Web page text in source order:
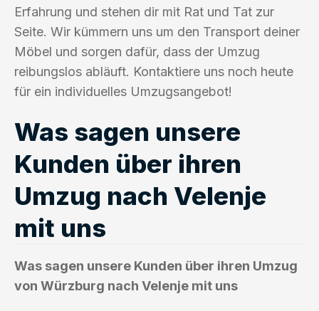
Erfahrung und stehen dir mit Rat und Tat zur
Seite. Wir kümmern uns um den Transport deiner
Möbel und sorgen dafür, dass der Umzug
reibungslos abläuft. Kontaktiere uns noch heute
für ein individuelles Umzugsangebot!
Was sagen unsere
Kunden über ihren
Umzug nach Velenje
mit uns
Was sagen unsere Kunden über ihren Umzug
von Würzburg nach Velenje mit uns